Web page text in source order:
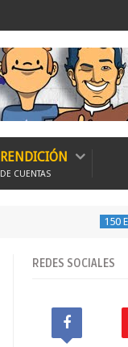
RENDICIÓN
DE CUENTAS
150 Expedición Misionera
REDES SOCIALES